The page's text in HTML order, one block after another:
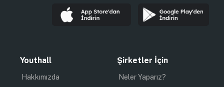
Youthall
Hakkımızda
Şirketler İçin
Neler Yaparız?